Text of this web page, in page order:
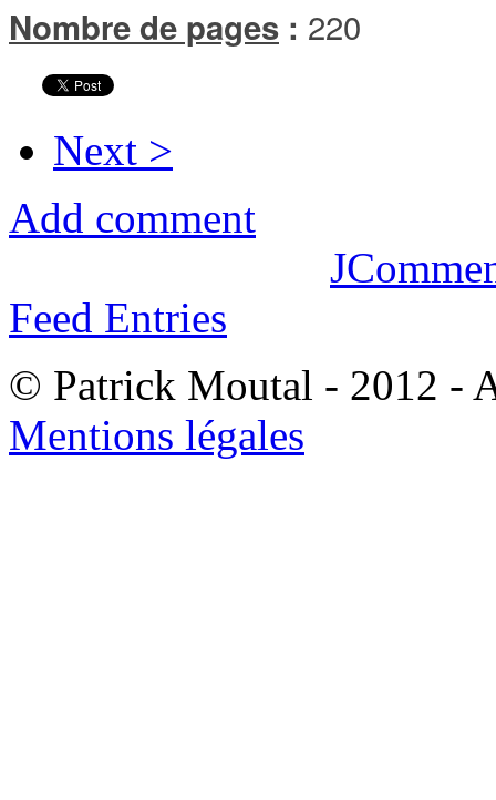
Nombre de pages : 220
Next >
Add comment
Feed Entries
© Patrick Moutal - 2012 -
Mentions légales